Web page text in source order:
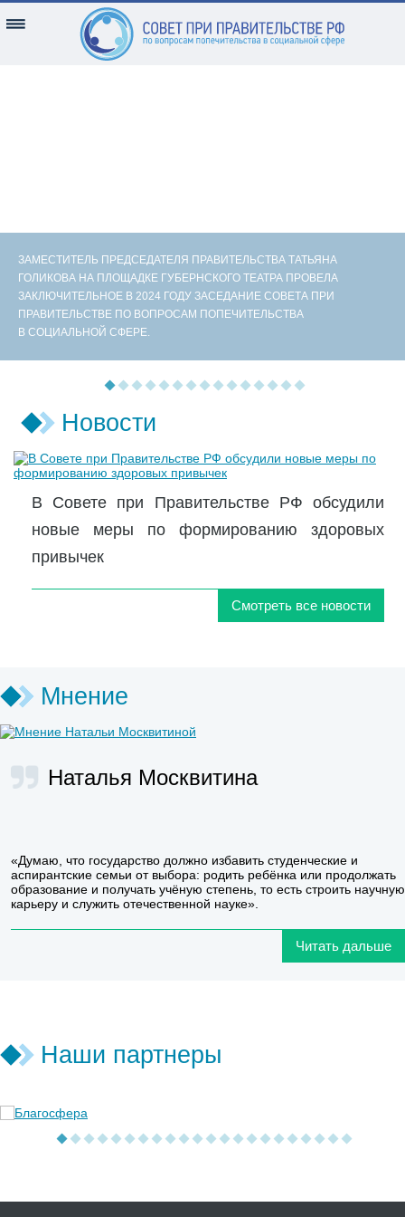
ЗАМЕСТИТЕЛЬ ПРЕДСЕДАТЕЛЯ ПРАВИТЕЛЬСТВА ТАТЬЯНА
ГОЛИКОВА НА ПЛОЩАДКЕ ГУБЕРНСКОГО ТЕАТРА ПРОВЕЛА
ЗАКЛЮЧИТЕЛЬНОЕ В 2024 ГОДУ ЗАСЕДАНИЕ СОВЕТА ПРИ
ПРАВИТЕЛЬСТВЕ ПО ВОПРОСАМ ПОПЕЧИТЕЛЬСТВА
В СОЦИАЛЬНОЙ СФЕРЕ.
Новости
В Совете при Правительстве РФ обсудили
новые меры по формированию здоровых
привычек
Смотреть все новости
Мнение
Наталья Москвитина
«Думаю, что государство должно избавить студенческие и
аспирантские семьи от выбора: родить ребёнка или продолжать
образование и получать учёную степень, то есть строить научную
карьеру и служить отечественной науке».
Читать дальше
Наши партнеры